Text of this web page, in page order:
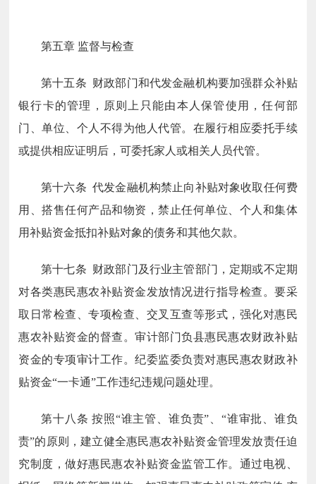
第五章 监督与检查
第十五条 财政部门和代发金融机构要加强群众补贴
银行卡的管理，原则上只能由本人保管使用，任何部
门、单位、个人不得为他人代管。在履行相应委托手续
或提供相应证明后，可委托家人或相关人员代管。
第十六条 代发金融机构禁止向补贴对象收取任何费
用、搭售任何产品和物资，禁止任何单位、个人和集体
用补贴资金抵扣补贴对象的债务和其他欠款。
第十七条 财政部门及行业主管部门，定期或不定期
对各类惠民惠农补贴资金发放情况进行指导检查。要采
取日常检查、专项检查、交叉互查等形式，强化对惠民
惠农补贴资金的督查。审计部门负县惠民惠农财政补贴
资金的专项审计工作。纪委监委负责对惠民惠农财政补
贴资金“一卡通”工作违纪违规问题处理。
第十八条 按照“谁主管、谁负责”、“谁审批、谁负
责”的原则，建立健全惠民惠农补贴资金管理发放责任迫
究制度，做好惠民惠农补贴资金监管工作。通过电视、